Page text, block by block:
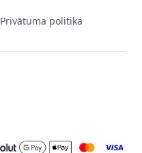
Privātuma politika